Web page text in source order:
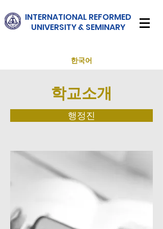
INTERNATIONAL REFORMED
UNIVERSITY & SEMINARY
한국어
학교소개
행정진